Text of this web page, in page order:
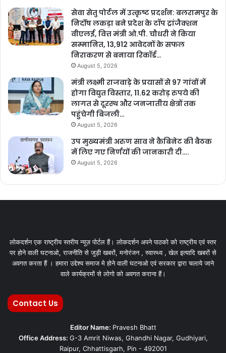
सेवा सेतु पोर्टल में उत्कृष्ट प्रदर्शन: बलरामपुर के
निर्दोष लकड़ा बने प्रदेश के टॉप ट्रांजैक्शन
वीएलई, वित्त मंत्री ओ.पी. चौधरी ने किया
सम्मानित, 13,912 आवेदनों के सफल
निराकरण से बनाया रिकॉर्ड…
August 5, 2026
मंत्री लक्ष्मी राजवाड़े के प्रयासों से 97 गांवों में
होगा विद्युत विस्तार, 11.62 करोड़ रुपये की
लागत से दूरस्थ और जनजातीय क्षेत्रों तक
पहुंचेगी बिजली…
August 5, 2026
उप मुख्यमंत्री अरुण साव ने कैबिनेट की बैठक
में लिए गए निर्णयों की जानकारी दी….
August 5, 2026
लोकदर्शन एक राष्ट्रीय स्तरीय न्यूज़ पोर्टल हैं। लोकदर्शन अपने पाठको को राष्ट्रीय एवं स्तर
पर होने वाली घटनाओ, राजनीति से जुड़ी खबरों, मनोरंजन , स्वास्थ्य , खेल इत्यादि खबरों से
अवगत करता हैं । हमारा उद्देश्य समाज मे होने वाली घटनाओ एवं सरकार द्वारा चलाये जाने
वाले कार्यक्रमों से लोगो को अवगत कराना हैं।
Contact Us
Editor Name: Pravesh Bhatt
Office Address: G-3 Amrit Niwas, Ghandhi Nagar, Gudhiyari,
Raipur, Chhattisgarh, Pin - 492001